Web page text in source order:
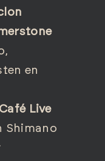
en
Live
Shimano